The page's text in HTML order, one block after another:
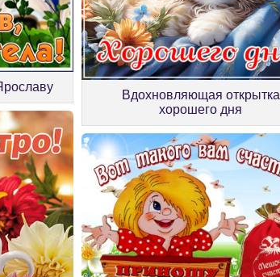
Вдохновляющая открытка
хорошего дня